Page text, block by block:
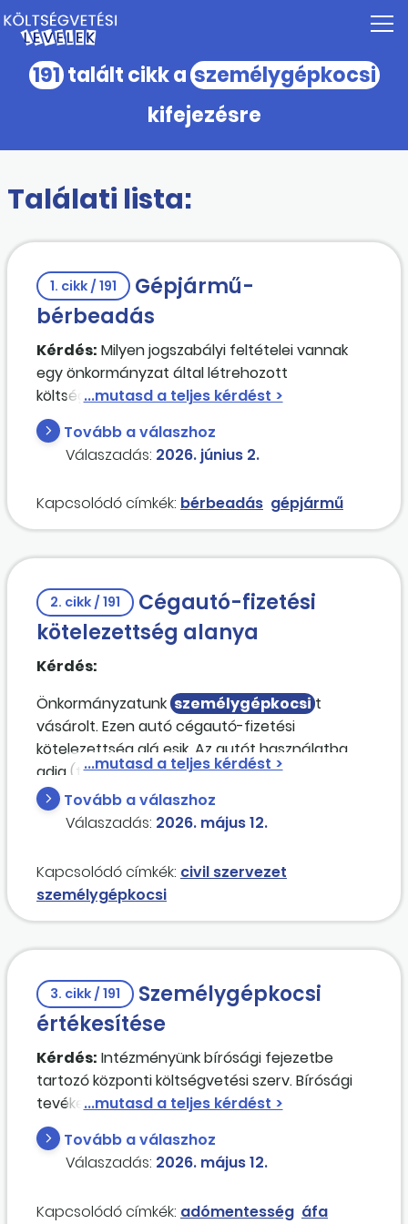
191talált cikk a személygépkocsi
kifejezésre
Találati lista:
1. cikk / 191
Gépjármű-
bérbeadás
Kérdés: Milyen jogszabályi feltételei vannak
egy önkormányzat által létrehozott
költségvetési szerv esetében saját tulajdonú
gépjármű bérbeadásának? A bérbevevő egy
másik államháztartáson belüli szervezet lenne.
Tovább a válaszhoz
Válaszadás: 2026. június 2.
Kapcsolódó címkék: bérbeadás gépjármű
2. cikk / 191
Cégautó-fizetési
kötelezettség alanya
Kérdés:
Önkormányzatunk személygépkocsi t
vásárolt. Ezen autó cégautó-fizetési
kötelezettség alá esik. Az autót használatba
adja (térítési díj nélkül) költségvetési szerv vagy
civil szervezet részére. Forgalmi engedélyben
bejegyzésre kerül a költségvetési szerv, illetve
ebben az esetben a cégautó-fizetési
kötelezettség?
Tovább a válaszhoz
Válaszadás: 2026. május 12.
Kapcsolódó címkék: civil szervezet
személygépkocsi
3. cikk / 191
Személygépkocsi
értékesítése
Kérdés: Intézményünk bírósági fejezetbe
tartozó központi költségvetési szerv. Bírósági
tevékenységhez eddig használt személyautót
szeretnénk értékesíteni. Jelenleg általános
forgalmi adó tekintetében az általános
szabályok szerint adózunk. Az értékesítendő
adómentesek voltunk; a beszerzéskor nem
Tovább a válaszhoz
Válaszadás: 2026. május 12.
Kapcsolódó címkék: adómentesség áfa